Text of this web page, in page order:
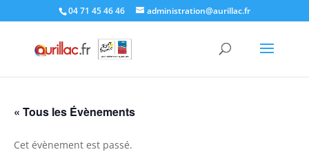
04 71 45 46 46 administration@aurillac.fr
« Tous les Évènements
Cet évènement est passé.